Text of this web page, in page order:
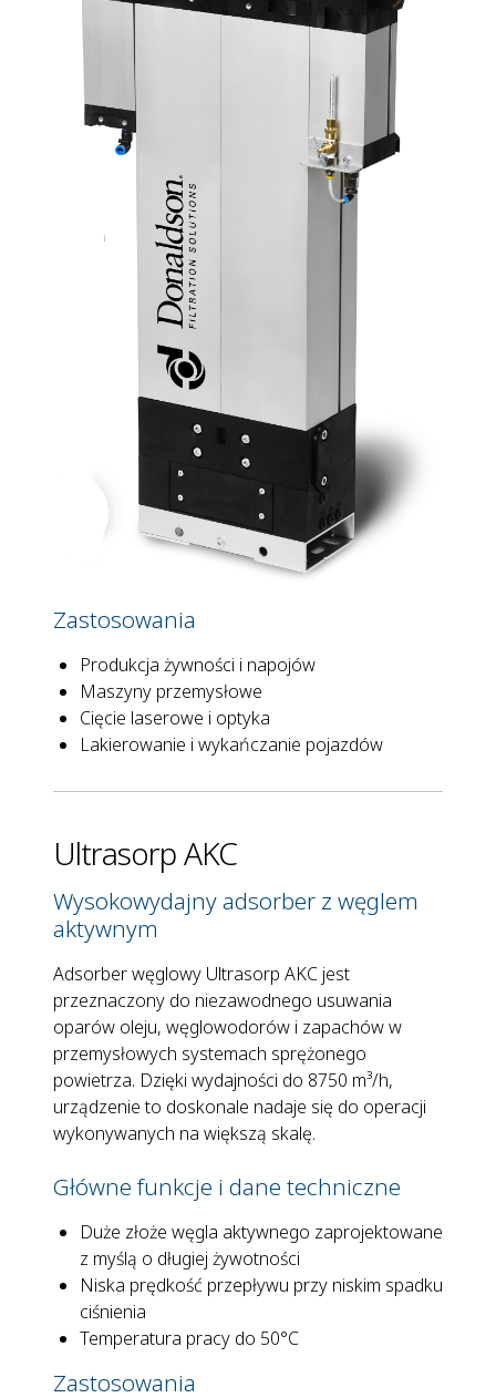
Zastosowania
Produkcja żywności i napojów
Maszyny przemysłowe
Cięcie laserowe i optyka
Lakierowanie i wykańczanie pojazdów
Ultrasorp AKC
Wysokowydajny adsorber z węglem
aktywnym
Adsorber węglowy Ultrasorp AKC jest
przeznaczony do niezawodnego usuwania
oparów oleju, węglowodorów i zapachów w
przemysłowych systemach sprężonego
powietrza. Dzięki wydajności do 8750 m³/h,
urządzenie to doskonale nadaje się do operacji
wykonywanych na większą skalę.
Główne funkcje i dane techniczne
Duże złoże węgla aktywnego zaprojektowane
z myślą o długiej żywotności
Niska prędkość przepływu przy niskim spadku
ciśnienia
Temperatura pracy do 50°C
Zastosowania